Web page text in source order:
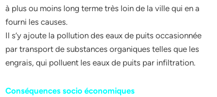
à plus ou moins long terme très loin de la ville qui en a
fourni les causes.
Il s’y ajoute la pollution des eaux de puits occasionnée
par transport de substances organiques telles que les
engrais, qui polluent les eaux de puits par infiltration.
Conséquences socio économiques